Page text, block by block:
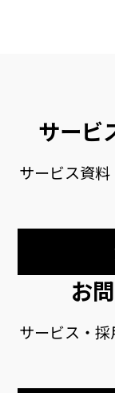
サービ
サービス資
お
サービス・